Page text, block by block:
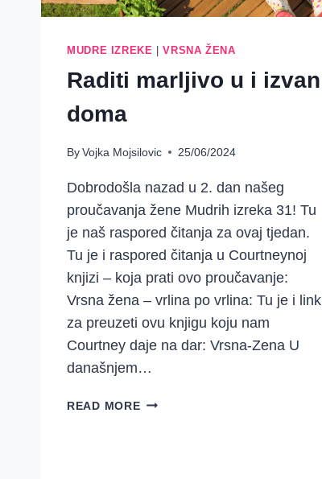
MUDRE IZREKE |VRSNA ŽENA
Raditi marljivo u i izvan
doma
ByVojka Mojsilovic 25/06/2024
Dobrodošla nazad u 2. dan našeg
proučavanja žene Mudrih izreka 31! Tu
je naš raspored čitanja za ovaj tjedan.
Tu je i raspored čitanja u Courtneynoj
knjizi – koja prati ovo proučavanje:
Vrsna žena – vrlina po vrlina: Tu je i link
za preuzeti ovu knjigu koju nam
Courtney daje na dar: Vrsna-Zena U
današnjem…
READ MORERADITI